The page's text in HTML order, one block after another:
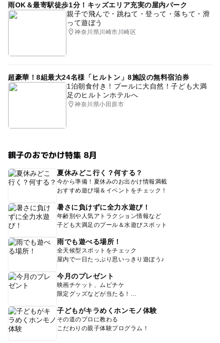
雨OK＆最寄駅徒歩1分！キッズエリア充実の屋内パーク
親子で飛んで・跳ねて・登って・落ちて・滑
って遊ぼう
神奈川県川崎市川崎区
超豪華！8組最大24名様「ヒルトン」8施設の無料宿泊券
1泊朝食付き！プールに大自然！子ども大満
足のヒルトンホテルへ
神奈川県小田原市
親子のおでかけ特集 8月
夏休みどこ行く？何する？
今から準備！夏休みのお出かけ情報満載
おすすめ遊び場＆イベントをチェック！
暑さに負けずに全力水遊び！
年齢別や人気アトラクション情報など
子ども大満足のプール＆水遊びスポット
雨でも遊べる場所！
全天候型スポットをチェック
屋内で一日たっぷり思いっきり遊ぼう♪
今月のプレゼント
映画チケット、ムビチケ
限定グッズなどが当たる！
子どもがキラめくホンモノ体験
その道のプロに教わる
こだわりの親子体験プログラム！